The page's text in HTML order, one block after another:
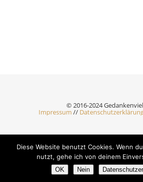
© 2016-2024
Impressum //
Ashe Theme by Royal-
Diese Website benutzt Cookies. Wenn
nutzt, gehe ich von deinem
OK Nein